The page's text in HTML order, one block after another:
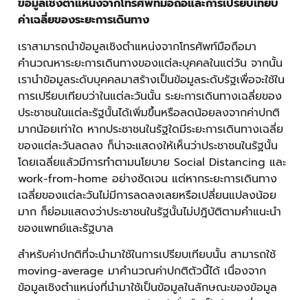
ข้อมูลเชิงตำแหน่งจากโทรศัพท์มือถือและการเปรียบเทียบ
ค่าเฉลี่ยของระยะการเดินทาง
เราสามารถนำข้อมูลเชิงตำแหน่งจากโทรศัพท์มือถือมา
คำนวณหาระยะการเดินทางของแต่ละบุคคลในแต่วัน จากนั้น
เรานำข้อมูลระดับบุคคลมาสร้างเป็นข้อมูลระดับรัฐเพื่อจะใช้ใน
การเปรียบเทียบว่าในแต่ละวันนั้น ระยะการเดินทางเฉลี่ยของ
ประชาชนในแต่ละรัฐนั้นได้เพิ่มขึ้นหรือลดน้อยลงจากค่าปกติ
มากน้อยเท่าใด หากประชาชนในรัฐใดมีระยะการเดินทางเฉลี่ย
ของแต่ละวันลดลง ก็น่าจะแสดงให้เห็นว่าประชาชนในรัฐนั้น
โดยเฉลี่ยแล้วมีการทำตามนโยบาย Social Distancing และ
work-from-home อย่างชัดเจน แต่หากระยะการเดินทาง
เฉลี่ยของแต่ละวันไม่มีการลดลงเลยหรือเปลี่ยนแปลงน้อย
มาก ก็ย่อมแสดงว่าประชาชนในรัฐนั้นไม่ปฎิบัติตามคำแนะนำ
ของแพทย์และรัฐบาล
สำหรับค่าปกติที่จะนำมาใช้ในการเปรียบเทียบนั้น สามารถใช้
moving-average มาคำนวณค่าปกติตัวนี้ได้ เนื่องจาก
ข้อมูลเชิงตำแหน่งที่นำมาใช้เป็นข้อมูลในลักษณะของข้อมูล